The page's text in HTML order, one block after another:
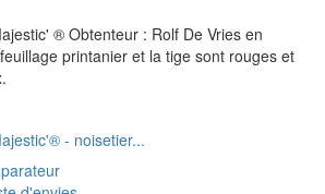
® Obtenteur : Rolf De Vries en
printanier et la tige sont rouges et
- noisetier...